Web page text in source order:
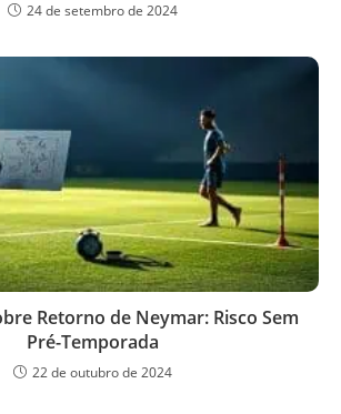
24 de setembro de 2024
Retorno de Neymar: Risco Sem
Pré-Temporada
22 de outubro de 2024